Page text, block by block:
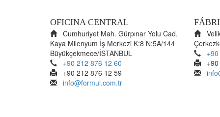
OFICINA CENTRAL
Cumhuriyet Mah. Gürpınar Yolu Cad.
Kaya Milenyum İş Merkezi K:8 N:5A/144
Büyükçekmece/İSTANBUL
+90 212 876 12 60
+90 212 876 12 59
info@formul.com.tr
+90